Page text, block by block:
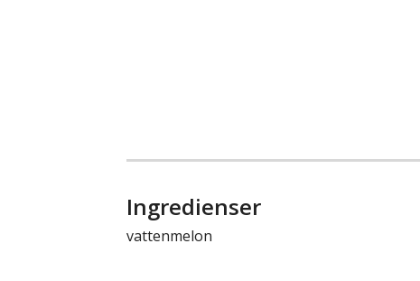
Ingredienser
vattenmelon